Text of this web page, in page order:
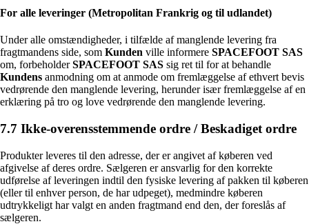
For alle leveringer (Metropolitan Frankrig og til udlandet)
Under alle omstændigheder, i tilfælde af manglende levering fra
fragtmandens side, som Kunden ville informere SPACEFOOT SAS
om, forbeholderSPACEFOOT SAS sig ret til for at behandle
Kundens anmodning om at anmode om fremlæggelse af ethvert bevis
vedrørende den manglende levering, herunder især fremlæggelse af en
erklæring på tro og love vedrørende den manglende levering.
7.7 Ikke-overensstemmende ordre / Beskadiget ordre
Produkter leveres til den adresse, der er angivet af køberen ved
afgivelse af deres ordre. Sælgeren er ansvarlig for den korrekte
udførelse af leveringen indtil den fysiske levering af pakken til køberen
(eller til enhver person, de har udpeget), medmindre køberen
udtrykkeligt har valgt en anden fragtmand end den, der foreslås af
sælgeren.